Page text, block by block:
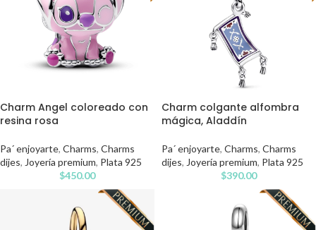
Charm Angel coloreado con
resina rosa
Pa´ enjoyarte, Charms, Charms
dijes, Joyería premium, Plata 925
$450.00
Charm colgante alfombra
mágica, Aladdín
Pa´ enjoyarte, Charms, Charms
dijes, Joyería premium, Plata 925
$390.00